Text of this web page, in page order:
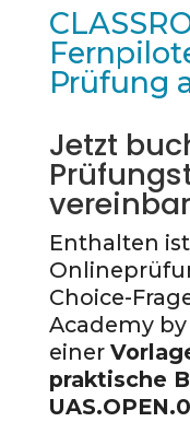
Prüfung
Jetzt
Enthalten
Choice-
Academy
einer
praktische